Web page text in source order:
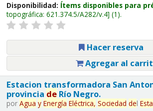
Disponibilidad: Ítems disponibles para
topográfica: 621.374.5/A282/v.4 (1).
Hacer reserva
Agregar al
Estacion transformadora San
provincia deRío Negro.
por Agua y Energía Eléctrica, Sociedad del